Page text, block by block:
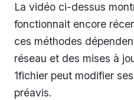
La vidéo ci-dessus
fonctionnait encore
ces méthodes
réseau et des mises à
1fichier peut modifier
préavis.